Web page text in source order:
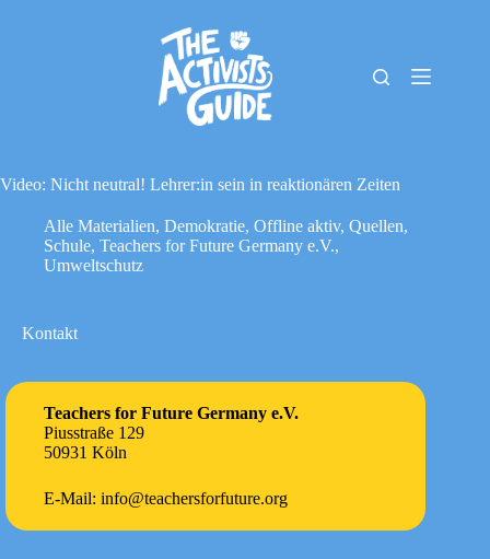
Cookie-
Richtlinie
(EU)
Video: Nicht neutral! Lehrer:in sein in reaktionären Zeiten
Alle Materialien, Demokratie, Offline aktiv, Quellen,
Schule, Teachers for Future Germany e.V.,
Umweltschutz
Kontakt
Teachers for Future Germany e.V.
Piusstraße 129
50931 Köln
E-Mail: info@teachersforfuture.org